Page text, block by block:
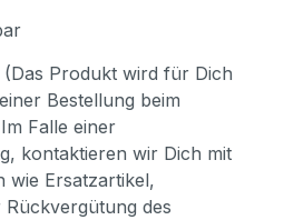
Produkt wird für Dich
Bestellung beim
Falle einer
kontaktieren wir Dich mit
wie Ersatzartikel,
des